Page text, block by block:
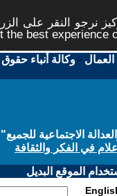
نرجو النقر على
best experience
العمال -وكالة أنباء
الاجتماعية للجميع"
في الفكر والثقافة
الموقع البديل